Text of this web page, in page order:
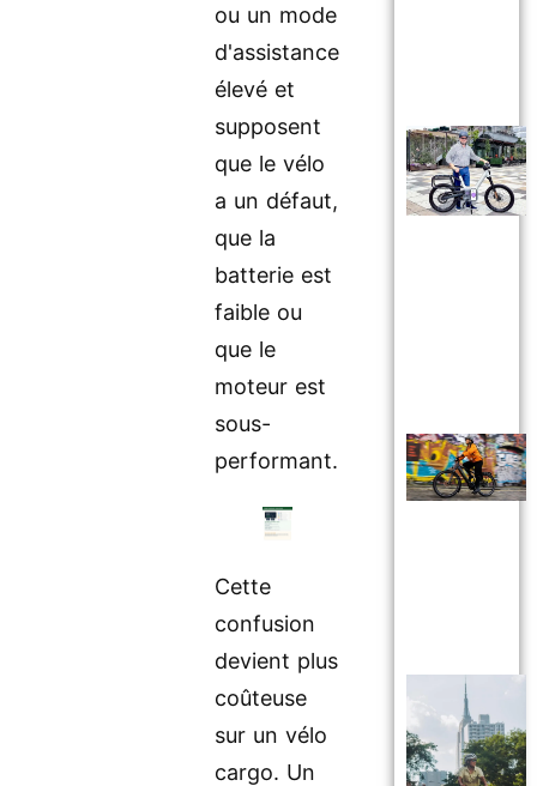
ou un mode
d'assistance
élevé et
supposent
que le vélo
a un défaut,
que la
batterie est
faible ou
que le
moteur est
sous-
performant.
Cette
confusion
devient plus
coûteuse
sur un vélo
cargo. Un